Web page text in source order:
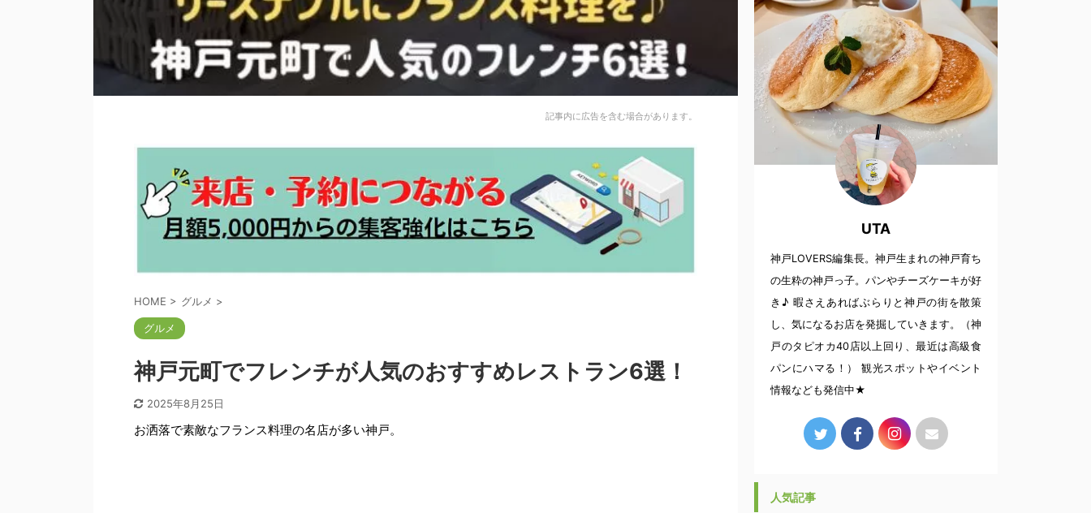
記事内に広告を含む場合があります。
HOME > グルメ >
グルメ
神戸元町でフレンチが人気のおすすめレストラン6選！
2025年8月25日
お洒落で素敵なフランス料理の名店が多い神戸。
UTA
神戸LOVERS編集長。神戸生まれの神戸育ち
の生粋の神戸っ子。パンやチーズケーキが好
き♪ 暇さえあればぶらりと神戸の街を散策
し、気になるお店を発掘していきます。（神
戸のタピオカ40店以上回り、最近は高級食
パンにハマる！） 観光スポットやイベント
情報なども発信中★
人気記事